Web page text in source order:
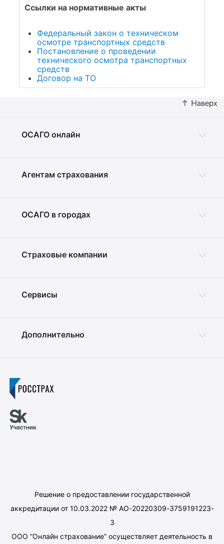
Ссылки на нормативные акты
Федеральный закон о техническом
осмотре транспортных средств
Постановление о проведении
технического осмотра транспортных
средств
Договор на ТО
ОСАГО онлайн
Агентам страхования
ОСАГО в городах
Страховые компании
Сервисы
Дополнительно
Решение о предоставлении государственной
аккредитации от 10.03.2022 № АО-20220309-3759191223-
3
ООО “Онлайн страхование” осуществляет деятельность в